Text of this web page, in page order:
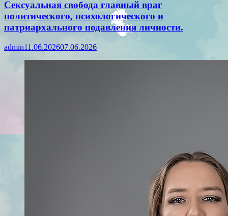
Сексуальная свобода главный враг
политического, психологического и
патриархального подавления личности.
admin11.06.202607.06.2026